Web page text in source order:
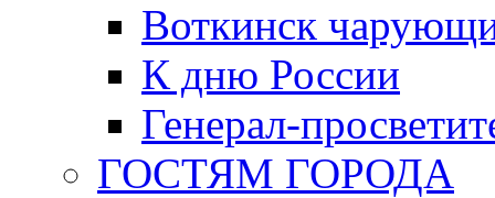
Воткинск
К дню России
Генерал-
ГОСТЯМ ГОРОДА